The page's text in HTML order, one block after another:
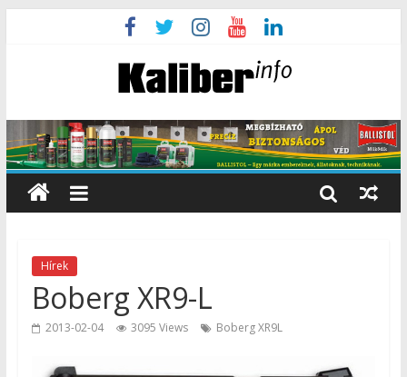
Hírek
Boberg XR9-L
2013-02-04 3095 Views Boberg XR9L